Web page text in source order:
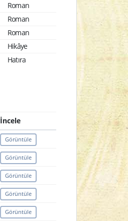
Roman
Roman
Roman
Hikâye
Hatıra
İncele
Görüntüle
Görüntüle
Görüntüle
Görüntüle
Görüntüle